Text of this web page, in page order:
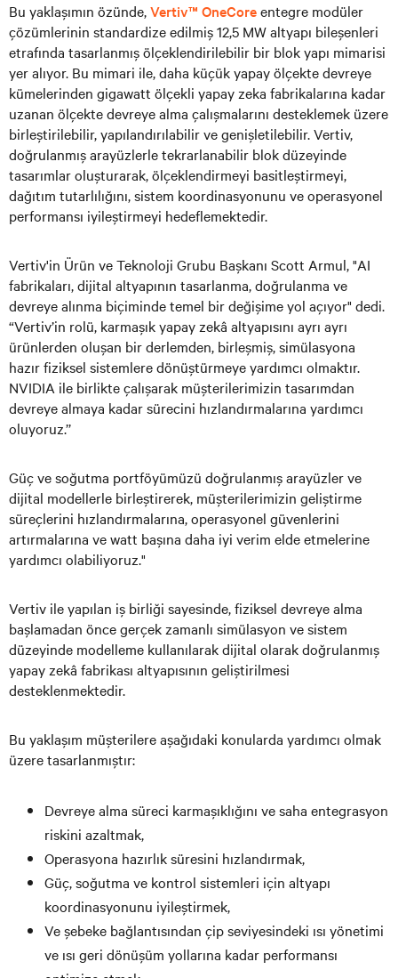
Bu yaklaşımın özünde,Vertiv™ OneCoreentegre modüler
çözümlerinin standardize edilmiş 12,5 MW altyapı bileşenleri
etrafında tasarlanmış ölçeklendirilebilir bir blok yapı mimarisi
yer alıyor. Bu mimari ile, daha küçük yapay ölçekte devreye
kümelerinden gigawatt ölçekli yapay zeka fabrikalarına kadar
uzanan ölçekte devreye alma çalışmalarını desteklemek üzere
birleştirilebilir, yapılandırılabilir ve genişletilebilir. Vertiv,
doğrulanmış arayüzlerle tekrarlanabilir blok düzeyinde
tasarımlar oluşturarak, ölçeklendirmeyi basitleştirmeyi,
dağıtım tutarlılığını, sistem koordinasyonunu ve operasyonel
performansı iyileştirmeyi hedeflemektedir.
Vertiv'in Ürün ve Teknoloji Grubu Başkanı Scott Armul, "AI
fabrikaları, dijital altyapının tasarlanma, doğrulanma ve
devreye alınma biçiminde temel bir değişime yol açıyor" dedi.
“Vertiv’in rolü, karmaşık yapay zekâ altyapısını ayrı ayrı
ürünlerden oluşan bir derlemden, birleşmiş, simülasyona
hazır fiziksel sistemlere dönüştürmeye yardımcı olmaktır.
NVIDIA ile birlikte çalışarak müşterilerimizin tasarımdan
devreye almaya kadar sürecini hızlandırmalarına yardımcı
oluyoruz.’’
Güç ve soğutma portföyümüzü doğrulanmış arayüzler ve
dijital modellerle birleştirerek, müşterilerimizin geliştirme
süreçlerini hızlandırmalarına, operasyonel güvenlerini
artırmalarına ve watt başına daha iyi verim elde etmelerine
yardımcı olabiliyoruz."
Vertiv ile yapılan iş birliği sayesinde, fiziksel devreye alma
başlamadan önce gerçek zamanlı simülasyon ve sistem
düzeyinde modelleme kullanılarak dijital olarak doğrulanmış
yapay zekâ fabrikası altyapısının geliştirilmesi
desteklenmektedir.
Bu yaklaşım müşterilere aşağıdaki konularda yardımcı olmak
üzere tasarlanmıştır:
Devreye alma süreci karmaşıklığını ve saha entegrasyon
riskini azaltmak,
Operasyona hazırlık süresini hızlandırmak,
Güç, soğutma ve kontrol sistemleri için altyapı
koordinasyonunu iyileştirmek,
Ve şebeke bağlantısından çip seviyesindeki ısı yönetimi
ve ısı geri dönüşüm yollarına kadar performansı